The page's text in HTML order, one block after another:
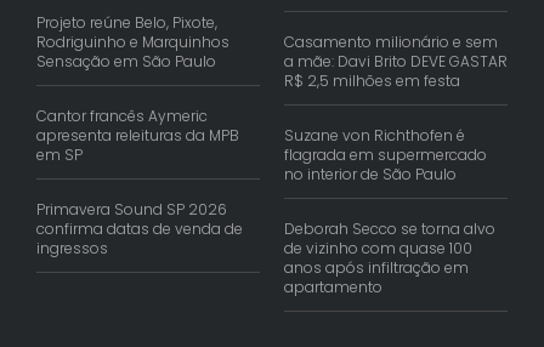
Projeto reúne Belo, Pixote,
Rodriguinho e Marquinhos
Sensação em São Paulo
Cantor francês Aymeric
apresenta releituras da MPB
em SP
Primavera Sound SP 2026
confirma datas de venda de
ingressos
Casamento milionário e sem
a mãe: Davi Brito DEVE GASTAR
R$ 2,5 milhões em festa
Suzane von Richthofen é
flagrada em supermercado
no interior de São Paulo
Deborah Secco se torna alvo
de vizinho com quase 100
anos após infiltração em
apartamento